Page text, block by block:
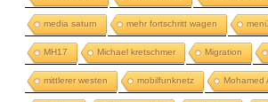
media saturn mehr fortschritt wagen
MH17 Michael kretschmer Migration
mittlerer westen mobilfunknetz Mohamed